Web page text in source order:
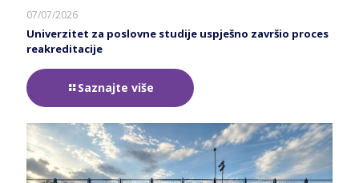
07/07/2026
Univerzitet za poslovne studije uspješno završio proces
reakreditacije
Saznajte više